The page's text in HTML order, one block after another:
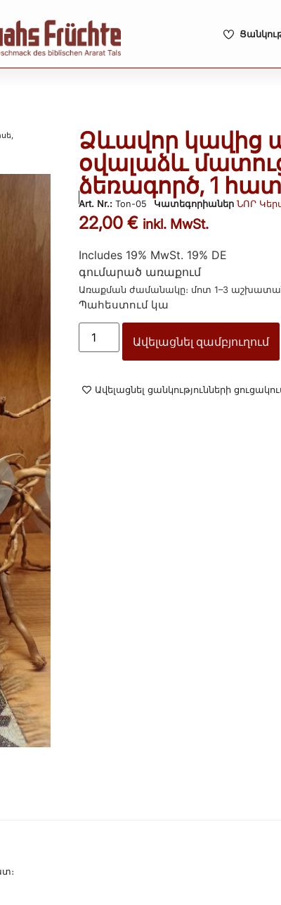
Ձևավոր
օվալաձև
ձեռագործ, 1
Art. Nr.: Ton-05 Կատեգորիաներ ՆՈՐ
22,00 € inkl. MwSt.
Includes 19% MwSt. 19% DE
գումարած առաքում
Առաքման ժամանակը։ մոտ 1–3
Պահեստում կա
Ավելացնել զամբյուղում
Ավելացնել ցանկությունների